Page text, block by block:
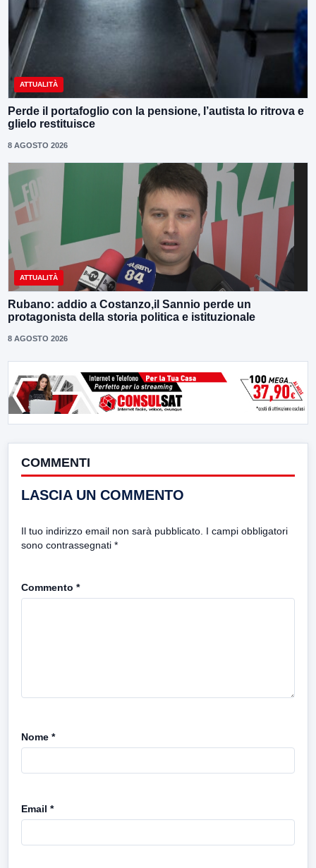
ATTUALITÀ
Perde il portafoglio con la pensione, l’autista lo ritrova e
glielo restituisce
8 AGOSTO 2026
ATTUALITÀ
Rubano: addio a Costanzo,il Sannio perde un
protagonista della storia politica e istituzionale
8 AGOSTO 2026
COMMENTI
LASCIA UN COMMENTO
Il tuo indirizzo email non sarà pubblicato. I campi obbligatori
sono contrassegnati *
Commento *
Nome *
Email *